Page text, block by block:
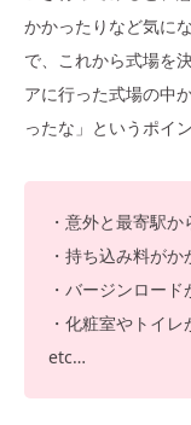
かかったりなど気に
で、これから式場を
アに行った式場の中
ったな」というポイ
・意外と最寄駅か
・持ち込み料がか
・バージンロー
・化粧室やトイ
etc…